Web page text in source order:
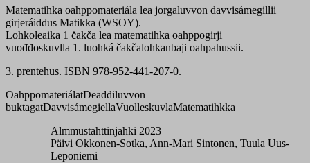
Matematihka oahppomateriála lea jorgaluvvon davvisámegillii
girjeráiddus Matikka (WSOY).
Lohkoleaika 1 čakča lea matematihka oahppogirji
vuođđoskuvlla 1. luohká čakčalohkanbaji oahpahussii.
3. prentehus. ISBN 978-952-441-207-0.
OahppomateriálatDeaddiluvvon
buktagatDavvisámegiellaVuolleskuvlaMatematihkka
Almmustahttinjahki 2023
Päivi Okkonen-Sotka, Ann-Mari Sintonen, Tuula Uus-
Leponiemi